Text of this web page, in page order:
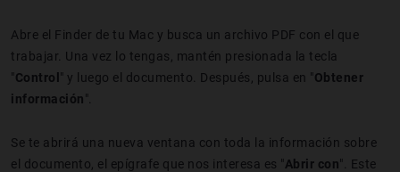
Abre el Finder de tu Mac y busca un archivo PDF con el que
trabajar. Una vez lo tengas, mantén presionada la tecla
" Control" y luego el documento. Después, pulsa en " Obtener
información".
Se te abrirá una nueva ventana con toda la información sobre
el documento, el epígrafe que nos interesa es " Abrir con". Este